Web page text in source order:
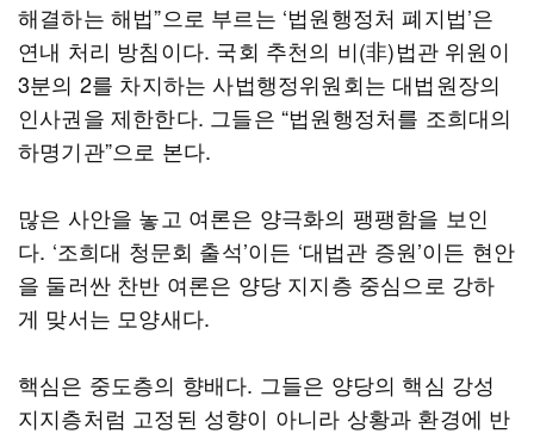
해결하는 해법”으로 부르는 ‘법원행정처 폐지법’은
연내 처리 방침이다. 국회 추천의 비(非)법관 위원이
3분의 2를 차지하는 사법행정위원회는 대법원장의
인사권을 제한한다. 그들은 “법원행정처를 조희대의
하명기관”으로 본다.
많은 사안을 놓고 여론은 양극화의 팽팽함을 보인
다. ‘조희대 청문회 출석’이든 ‘대법관 증원’이든 현안
을 둘러싼 찬반 여론은 양당 지지층 중심으로 강하
게 맞서는 모양새다.
핵심은 중도층의 향배다. 그들은 양당의 핵심 강성
지지층처럼 고정된 성향이 아니라 상황과 환경에 반